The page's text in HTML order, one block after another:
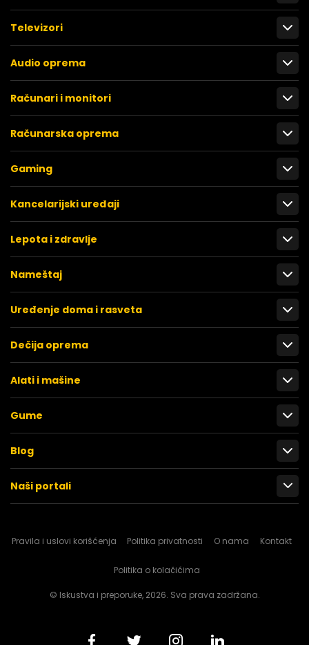
Televizori
Audio oprema
Računari i monitori
Računarska oprema
Gaming
Kancelarijski uređaji
Lepota i zdravlje
Nameštaj
Uređenje doma i rasveta
Dečija oprema
Alati i mašine
Gume
Blog
Naši portali
Pravila i uslovi korišćenja Politika privatnosti O nama Kontakt
Politika o kolačićima
© Iskustva i preporuke, 2026. Sva prava zadržana.